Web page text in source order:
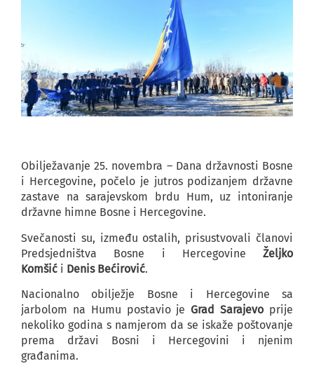
Obilježavanje 25. novembra – Dana državnosti Bosne
i Hercegovine, počelo je jutros podizanjem državne
zastave na sarajevskom brdu Hum, uz intoniranje
državne himne Bosne i Hercegovine.
Svečanosti su, između ostalih, prisustvovali članovi
Predsjedništva Bosne i Hercegovine Željko
Komšić i Denis Bećirović.
Nacionalno obilježje Bosne i Hercegovine sa
jarbolom na Humu postavio je Grad Sarajevo prije
nekoliko godina s namjerom da se iskaže poštovanje
prema državi Bosni i Hercegovini i njenim
građanima.